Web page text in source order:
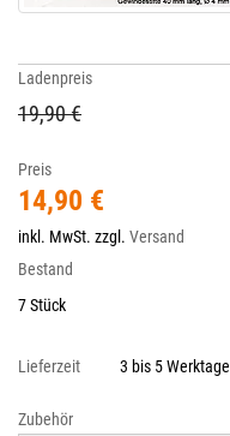
Ladenpreis
19,90 €
Preis
14,90 €
inkl. MwSt. zzgl. Versand
Bestand
7 Stück
Lieferzeit 3 bis 5 Werktage
Zubehör